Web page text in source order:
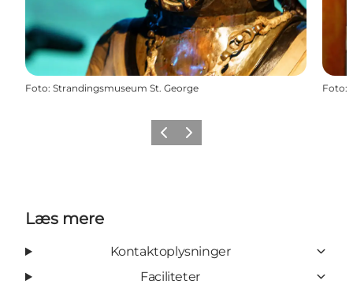
Foto: Strandingsmuseum St. George Foto:
ForrigeNæste
Læs mere
Kontaktoplysninger
Faciliteter